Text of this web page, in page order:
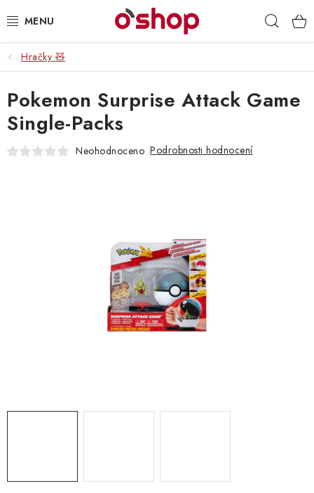
na
OSOBNÍ PÉČE
POTRAVINY
HRAČKY 🧸
Obchodní podmínky
Podmínky ochrany osobních údajů
Servis a reklamace
Hračky 🧸
Pokemon Surprise Attack Game
Single-Packs
Neohodnoceno Podrobnosti hodnocení